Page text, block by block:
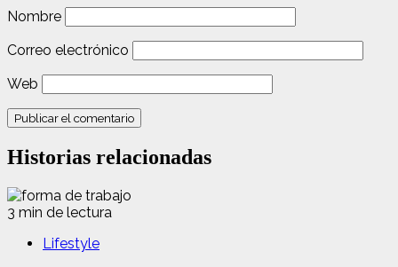
Nombre
Correo electrónico
Web
Historias relacionadas
3 min de lectura
Lifestyle